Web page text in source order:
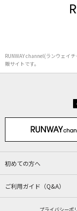
RUNWAY channel(ランウェイ
販サイトです。
初めての方へ
ご利用ガイド（Q&A）
プライバシーポ